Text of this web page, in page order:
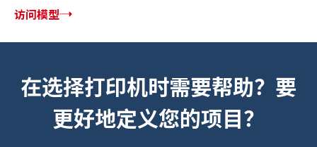
访问模型
在选择打印机时需要帮助？要
更好地定义您的项目？